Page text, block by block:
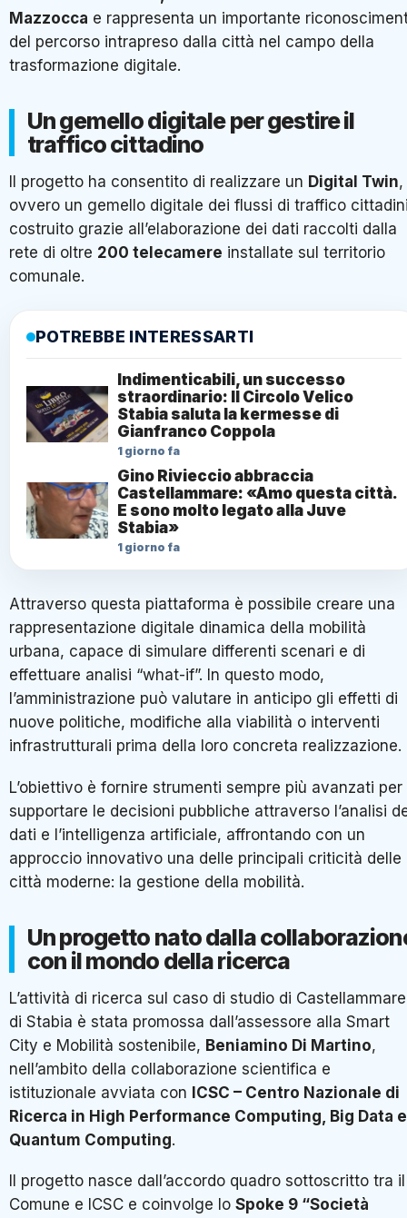
Mazzocca e rappresenta un importante
del percorso intrapreso dalla città nel campo della
trasformazione digitale.
Un gemello digitale per gestire il
traffico cittadino
Il progetto ha consentito di realizzare un Digital Twin,
ovvero un gemello digitale dei flussi di traffico
costruito grazie all’elaborazione dei dati raccolti dalla
rete di oltre 200 telecamere installate sul territorio
comunale.
POTREBBE INTERESSARTI
Indimenticabili, un successo
straordinario: Il Circolo Velico
Stabia saluta la kermesse di
Gianfranco Coppola
1 giorno fa
Gino Rivieccio abbraccia
Castellammare: «Amo questa città.
E sono molto legato alla Juve
Stabia»
1 giorno fa
Attraverso questa piattaforma è possibile creare una
rappresentazione digitale dinamica della mobilità
urbana, capace di simulare differenti scenari e di
effettuare analisi “what-if”. In questo modo,
l’amministrazione può valutare in anticipo gli effetti di
nuove politiche, modifiche alla viabilità o interventi
infrastrutturali prima della loro concreta realizzazione.
L’obiettivo è fornire strumenti sempre più avanzati per
supportare le decisioni pubbliche attraverso l’analisi
dati e l’intelligenza artificiale, affrontando con un
approccio innovativo una delle principali criticità delle
città moderne: la gestione della mobilità.
Un progetto nato dalla
con il mondo della ricerca
L’attività di ricerca sul caso di studio di Castellammare
di Stabia è stata promossa dall’assessore alla Smart
City e Mobilità sostenibile, Beniamino Di Martino,
nell’ambito della collaborazione scientifica e
istituzionale avviata con ICSC – Centro Nazionale di
Ricerca in High Performance Computing, Big Data e
Quantum Computing.
Il progetto nasce dall’accordo quadro sottoscritto tra il
Comune e ICSC e coinvolge lo Spoke 9 “Società